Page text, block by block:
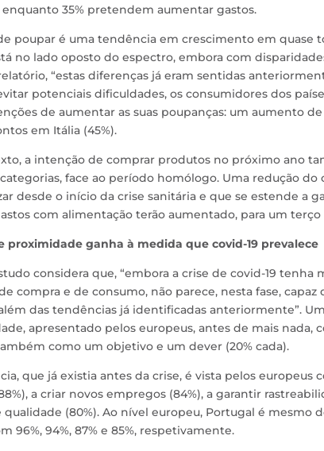
enquanto 35% pretendem aumentar gastos.
poupar é uma tendência em crescimento em quase
no lado oposto do espectro, embora com
“estas diferenças já eram sentidas
potenciais dificuldades, os consumidores dos
de aumentar as suas poupanças: um aumento
em Itália (45%).
a intenção de comprar produtos no próximo ano
face ao período homólogo. Uma redução
desde o início da crise sanitária e que se estende a
com alimentação terão aumentado, para um terço
proximidade ganha à medida que covid-19 prevalece
considera que, “embora a crise de covid-19
compra e de consumo, não parece, nesta fase,
das tendências já identificadas anteriormente”.
apresentado pelos europeus, antes de mais nada,
como um objetivo e um dever (20% cada).
que já existia antes da crise, é vista pelos europeus
a criar novos empregos (84%), a garantir
(80%). Ao nível europeu, Portugal é mesmo
96%, 94%, 87% e 85%, respetivamente.